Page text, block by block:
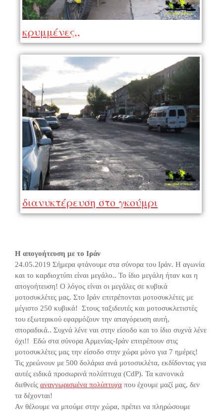
κρυμμένες,,
διανυκτέρευση στο γκούμρι
Η απογοήτευση με το Ιράν
24.05.2019 Σήμερα φτάνουμε στα σύνορα του Ιράν. Η αγωνία
και το καρδιοχτύπι είναι μεγάλο.. Το ίδιο μεγάλη ήταν και η
απογοήτευση! Ο λόγος είναι οι μεγάλες σε κυβικά
μοτοσυκλέτες μας. Στο Ιράν επιτρέπονται μοτοσυκλέτες με
μέγιστο 250 κυβικά! Στους ταξιδευτές και μοτοσυκλετιστές
του εξωτερικού εφαρμόζουν την απαγόρευση αυτή,
σποραδικά.. Συχνά λένε ναι στην είσοδο και το ίδιο συχνά λένε
όχι!! Εδώ στα σύνορα Αρμενίας-Ιράν επιτρέπουν στις
μοτοσυκλέτες μας την είσοδο στην χώρα μόνο για 7 ημέρες!
Τις χρεώνουν με 500 δολάρια ανά μοτοσικλέτα, εκδίδοντας για
αυτές ειδικά προσωρινά πολύπτυχα (CdP). Τα κανονικά
διεθνείς αναγνωρισμένα πολύπτυχα που έχουμε μαζί μας, δεν
τα δέχονται!
Αν θέλουμε να μπούμε στην χώρα, πρέπει να πληρώσουμε